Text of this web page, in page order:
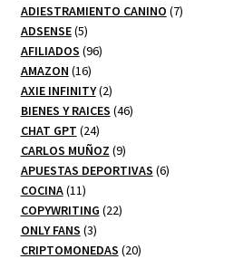
productos
ADIESTRAMIENTO CANINO 77
ADSENSE 55
productos
AFILIADOS 9696
AMAZON 1616
productos
AXIE INFINITY 22
productos
BIENES Y RAICES 4646
CHAT GPT 2424
productos
CARLOS MUÑOZ 99
productos
APUESTAS DEPORTIVAS 66
COCINA 1111
productos
COPYWRITING 2222
ONLY FANS 33
productos
CRIPTOMONEDAS 2020